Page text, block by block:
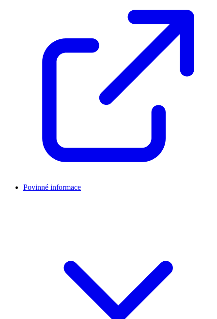
Povinné informace